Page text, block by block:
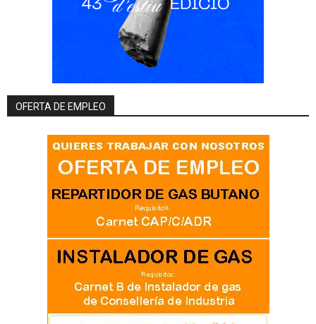
OFERTA DE EMPLEO